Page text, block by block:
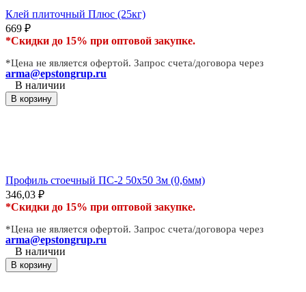
Клей плиточный Плюс (25кг)
669 ₽
*Скидки до 15% при оптовой закупке.
*Цена не является офертой. Запрос счета/договора через
arma@epstongrup.ru
В наличии
В корзину
Профиль стоечный ПС-2 50х50 3м (0,6мм)
346,03 ₽
*Скидки до 15% при оптовой закупке.
*Цена не является офертой. Запрос счета/договора через
arma@epstongrup.ru
В наличии
В корзину